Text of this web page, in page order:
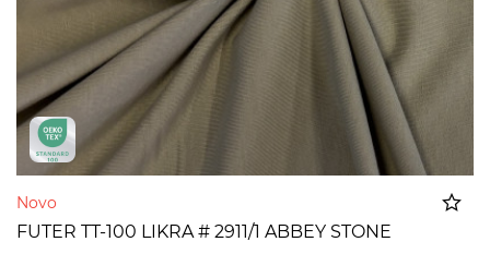
Novo
FUTER TT-100 LIKRA # 2911/1 ABBEY STONE